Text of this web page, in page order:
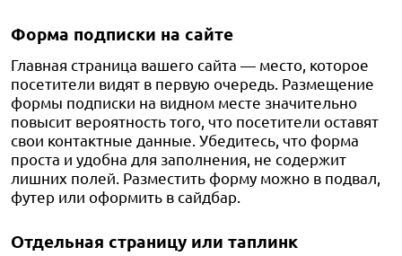
Форма подписки на сайте
Главная страница вашего сайта — место, которое
посетители видят в первую очередь. Размещение
формы подписки на видном месте значительно
повысит вероятность того, что посетители оставят
свои контактные данные. Убедитесь, что форма
проста и удобна для заполнения, не содержит
лишних полей. Разместить форму можно в подвал,
футер или оформить в сайдбар.
Отдельная страницу или таплинк